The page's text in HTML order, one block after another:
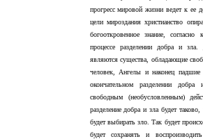
прогресс мировой жизни ведет к ее
цели мироздания христианство
богооткровенное знание, согласно
процессе разделении добра и
являются существа, обладающие
человек, Ангелы и наконец
окончательном разделении
свободным (необусловленным)
разделение добра и зла будет
будет выбирать зло. Так будет
будет сохранять и